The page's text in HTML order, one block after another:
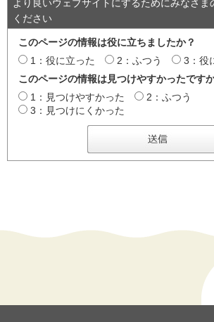
より良いウェブサイトにするためにみなさま
ください
このページの情報は役に立ちましたか？
1：役に立った
2：ふつう
3：役
このページの情報は見つけやすかったです
1：見つけやすかった
2：ふつう
3：見つけにくかった